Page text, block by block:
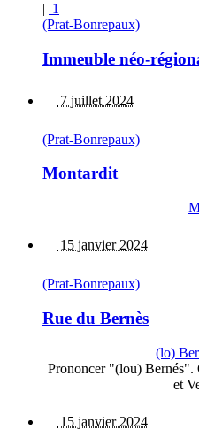
| 1
(Prat-Bonrepaux)
Immeuble néo-
7 juillet 2024
(Prat-Bonrepaux)
Montardit
15 janvier 2024
(Prat-Bonrepaux)
Rue du Bernès
(lo)
Prononcer "(lou) Bernés".
et
15 janvier 2024